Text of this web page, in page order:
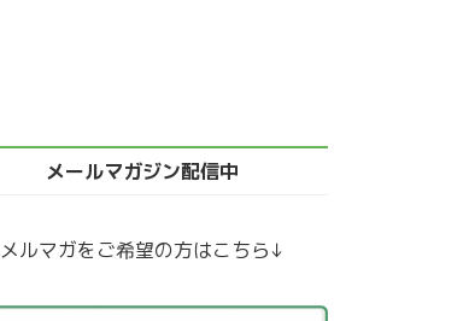
メールマガジン配信中
メルマガをご希望の方はこちら↓